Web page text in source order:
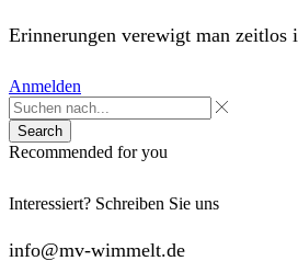
Erinnerungen verewigt man zeitlos
Anmelden
Search
Recommended for you
Interessiert? Schreiben Sie uns
info@mv-wimmelt.de